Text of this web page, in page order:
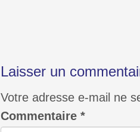
Laisser un
Votre adresse e-mail ne
Commentaire *